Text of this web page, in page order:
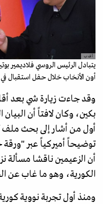
أ ف ب
يتبادل الرئيس الروسي فلاديمير
أون الأنخاب خلال حفل استقبال في بيونغ يانغ
وقد جاءت زيارة شي بعد
بكين، وكان لافتاً أن
أول من أشار إلى بحث ملف
توضيحاً أميركياً عبر
أن الزعيمين ناقشا مسألة
الكورية، وهو ما غاب عن
ومنذ أول تجربة نووية